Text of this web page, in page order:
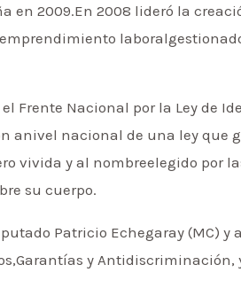
en 2009.En 2008 lideró la
el Frente Nacional por la Ley de
anivel nacional de una ley que
vivida y al nombreelegido por
su cuerpo.
Patricio Echegaray (MC)
y